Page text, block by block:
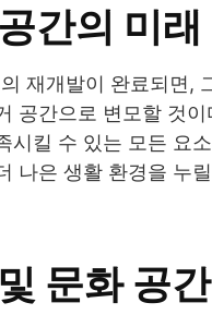
간의 미래
재개발이 완료되면,
공간으로 변모할 것
시킬 수 있는 모든 요
나은 생활 환경을 누
문화 공